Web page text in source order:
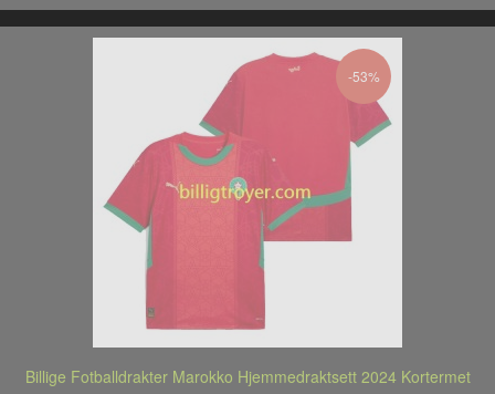
-53%
Billige Fotballdrakter Marokko Hjemmedraktsett 2024 Kortermet